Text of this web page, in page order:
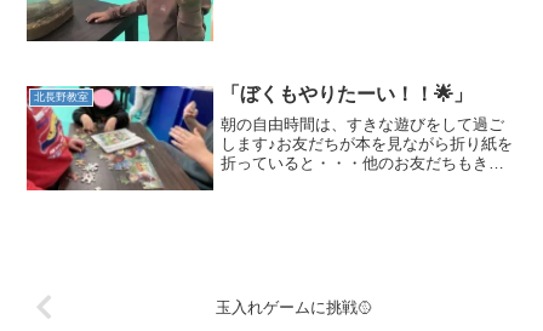
北長野教室 「ぼくもやりたーい！！🌟」
朝の自由時間は、すきな遊びをして過ご
します♪お友だちが本を見ながら折り紙を
折っていると・・・他のお友だちもきて
玉入れゲームに挑戦🥎